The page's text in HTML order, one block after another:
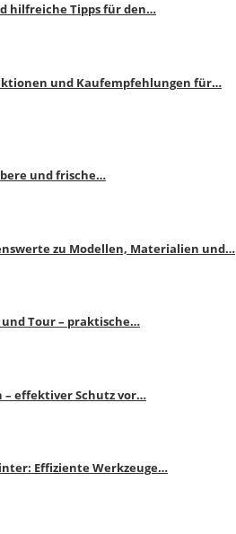
hilfreiche Tipps für den…
und Kaufempfehlungen für…
und frische…
zu Modellen, Materialien und…
Tour – praktische…
effektiver Schutz vor…
Effiziente Werkzeuge…